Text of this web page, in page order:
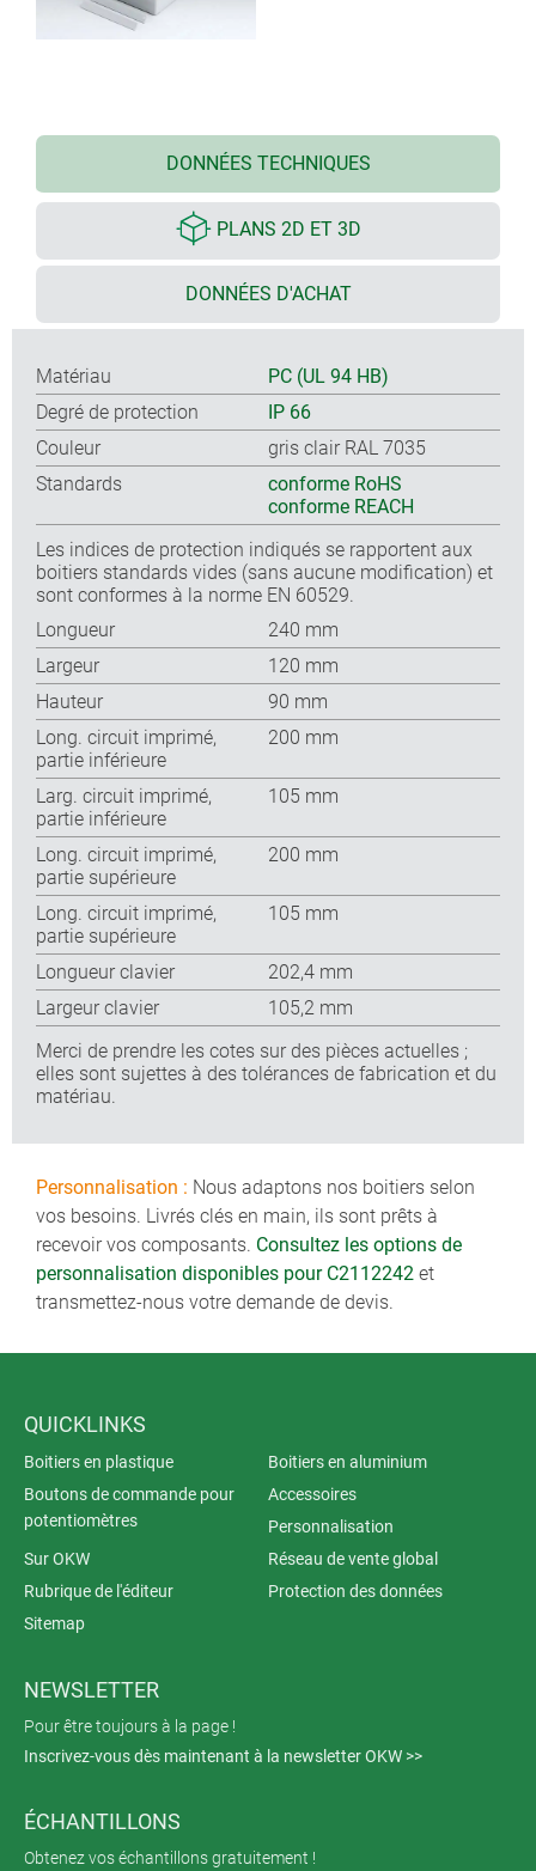
DONNÉES TECHNIQUES
PLANS 2D ET 3D
DONNÉES D'ACHAT
Matériau
PC (UL 94 HB)
Degré de protection
IP 66
Couleur
gris clair RAL 7035
Standards
conforme RoHS
conforme REACH
Les indices de protection indiqués se rapportent aux
boitiers standards vides (sans aucune modification) et
sont conformes à la norme EN 60529.
Longueur
240 mm
Largeur
120 mm
Hauteur
90 mm
Long. circuit imprimé,
partie inférieure
200 mm
Larg. circuit imprimé,
partie inférieure
105 mm
Long. circuit imprimé,
partie supérieure
200 mm
Long. circuit imprimé,
partie supérieure
105 mm
Longueur clavier
202,4 mm
Largeur clavier
105,2 mm
Merci de prendre les cotes sur des pièces actuelles ;
elles sont sujettes à des tolérances de fabrication et du
matériau.
Personnalisation : Nous adaptons nos boitiers selon
vos besoins. Livrés clés en main, ils sont prêts à
recevoir vos composants. Consultez les options de
personnalisation disponibles pour C2112242 et
transmettez-nous votre demande de devis.
QUICKLINKS
Boitiers en plastique
Boitiers en aluminium
Boutons de commande pour
potentiomètres
Accessoires
Personnalisation
Sur OKW
Réseau de vente global
Rubrique de l'éditeur
Protection des données
Sitemap
NEWSLETTER
Pour être toujours à la page !
Inscrivez-vous dès maintenant à la newsletter OKW >>
ÉCHANTILLONS
Obtenez vos échantillons gratuitement !